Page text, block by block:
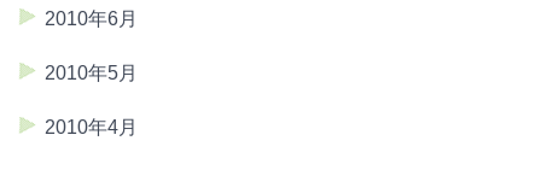
2010年6月
2010年5月
2010年4月